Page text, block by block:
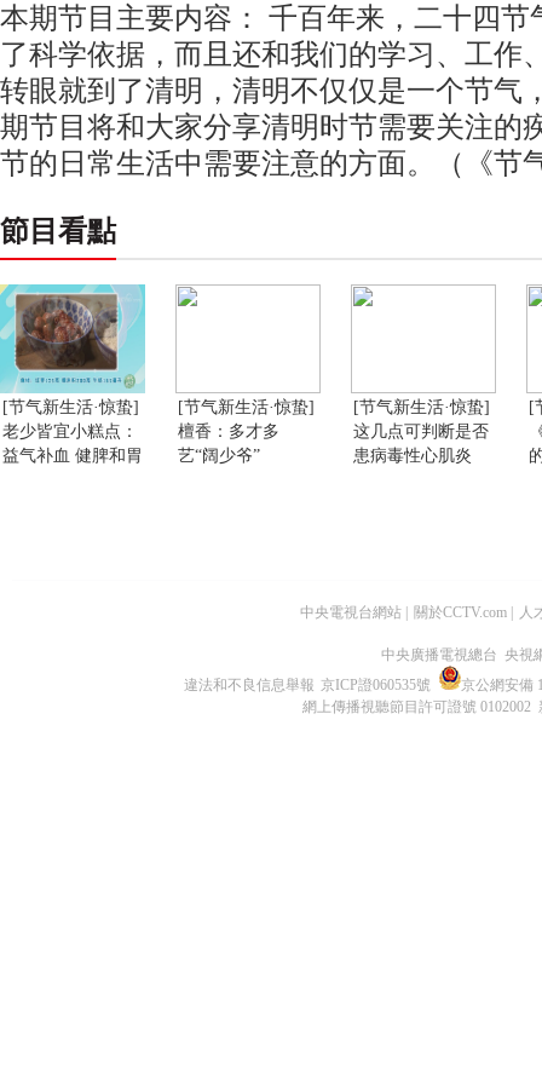
本期节目主要内容： 千百年来，二十四
了科学依据，而且还和我们的学习、工作
转眼就到了清明，清明不仅仅是一个节气
期节目将和大家分享清明时节需要关注的
节的日常生活中需要注意的方面。（《节
節目看點
[节气新生活·惊蛰]
老少皆宜小糕点：
益气补血 健脾和胃
[节气新生活·惊蛰]
檀香：多才多
艺“阔少爷”
[节气新生活·惊蛰]
这几点可判断是否
患病毒性心肌炎
[
中央電視台網站 關於CCTV.com 人
中央廣播電視總台 央視
違法和不良信息舉報 京ICP證060535號
京公網安備
網上傳播視聽節目許可證號 0102002